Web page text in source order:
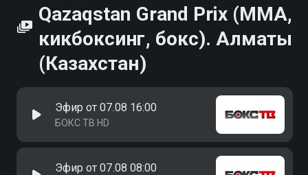
Qazaqstan Grand Prix (MMA,
кикбоксинг, бокс). Алматы
(Казахстан)
Эфир от 07.08 16:00
БОКС ТВ HD
Эфир от 07.08 08:00